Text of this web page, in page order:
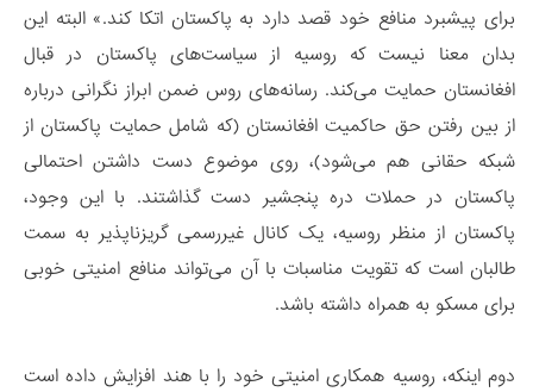
برای پیشبرد منافع خود قصد دارد به پاکستان اتکا کند.» البته این
بدان معنا نیست که روسیه از سیاست‌های پاکستان در قبال
افغانستان حمایت می‌کند. رسانه‌های روس ضمن ابراز نگرانی درباره
از بین رفتن حق حاکمیت افغانستان (که شامل حمایت پاکستان از
شبکه حقانی هم می‌شود)، روی موضوع دست داشتن احتمالی
پاکستان در حملات دره پنجشیر دست گذاشتند. با این وجود،
پاکستان از منظر روسیه، یک کانال غیررسمی گریزناپذیر به سمت
طالبان است که تقویت مناسبات با آن می‌تواند منافع امنیتی خوبی
برای مسکو به همراه داشته باشد.
دوم اینکه، روسیه همکاری امنیتی خود را با هند افزایش داده است